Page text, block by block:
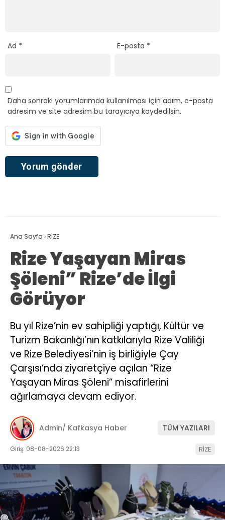
Ad * E-posta *
Daha sonraki yorumlarımda kullanılması için adım, e-posta
adresim ve site adresim bu tarayıcıya kaydedilsin.
Ana Sayfa ›RİZE
Rize Yaşayan Miras
Şöleni” Rize’de İlgi
Görüyor
Bu yıl Rize’nin ev sahipliği yaptığı, Kültür ve
Turizm Bakanlığı’nın katkılarıyla Rize Valiliği
ve Rize Belediyesi’nin iş birliğiyle Çay
Çarşısı’nda ziyaretçiye açılan “Rize
Yaşayan Miras Şöleni” misafirlerini
ağırlamaya devam ediyor.
Admin/ Kafkasya Haber TÜM YAZILARI
Giriş: 08-08-2026 22:13 RİZE